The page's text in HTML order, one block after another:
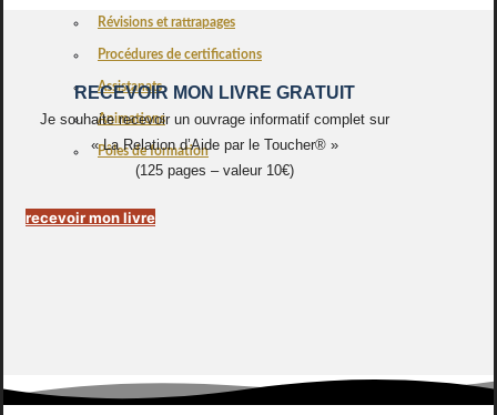
Révisions et rattrapages
Procédures de certifications
Assistanats
Animations
Pôles de formation
RECEVOIR MON LIVRE GRATUIT
Je souhaite recevoir un ouvrage informatif complet sur
« La Relation d’Aide par le Toucher® »
(125 pages – valeur 10€)
recevoir mon livre